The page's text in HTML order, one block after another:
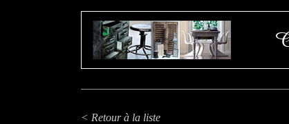
< Retour à la liste